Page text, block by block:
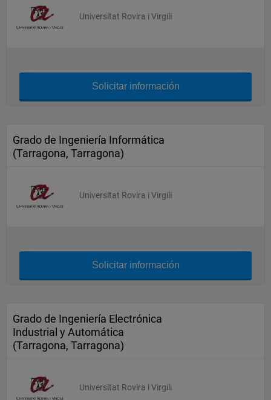
Universitat Rovira i Virgili
Solicitar información
Grado de Ingeniería Informática
(Tarragona, Tarragona)
Universitat Rovira i Virgili
Solicitar información
Grado de Ingeniería Electrónica
Industrial y Automática
(Tarragona, Tarragona)
Universitat Rovira i Virgili